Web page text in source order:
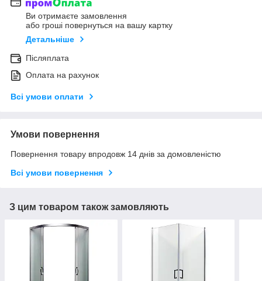
Ви отримаєте замовлення
або гроші повернуться на вашу картку
Детальніше
Післяплата
Оплата на рахунок
Всі умови оплати
Умови повернення
Повернення товару впродовж 14 днів за домовленістю
Всі умови повернення
З цим товаром також замовляють